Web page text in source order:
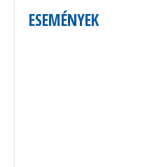
ESEMÉNYEK